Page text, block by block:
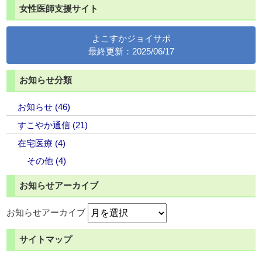
女性医師支援サイト
よこすかジョイサポ
最終更新：2025/06/17
お知らせ分類
お知らせ (46)
すこやか通信 (21)
在宅医療 (4)
その他 (4)
お知らせアーカイブ
お知らせアーカイブ
サイトマップ